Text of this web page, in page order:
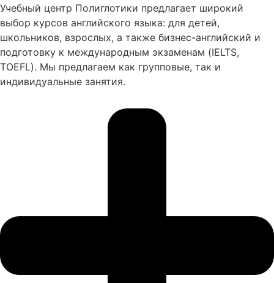
Учебный центр Полиглотики предлагает широкий
выбор курсов английского языка: для детей,
школьников, взрослых, а также бизнес-английский и
подготовку к международным экзаменам (IELTS,
TOEFL). Мы предлагаем как групповые, так и
индивидуальные занятия.